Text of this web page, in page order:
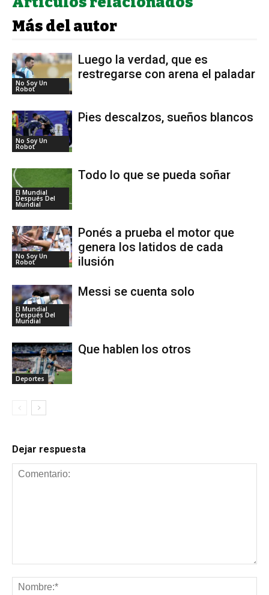
Más del autor
No Soy Un
Robot
Luego la verdad, que es
restregarse con arena el paladar
No Soy Un
Robot
Pies descalzos, sueños blancos
El Mundial
Después Del
Mundial
Todo lo que se pueda soñar
No Soy Un
Robot
Ponés a prueba el motor que
genera los latidos de cada
ilusión
El Mundial
Después Del
Mundial
Messi se cuenta solo
Deportes
Que hablen los otros
Dejar respuesta